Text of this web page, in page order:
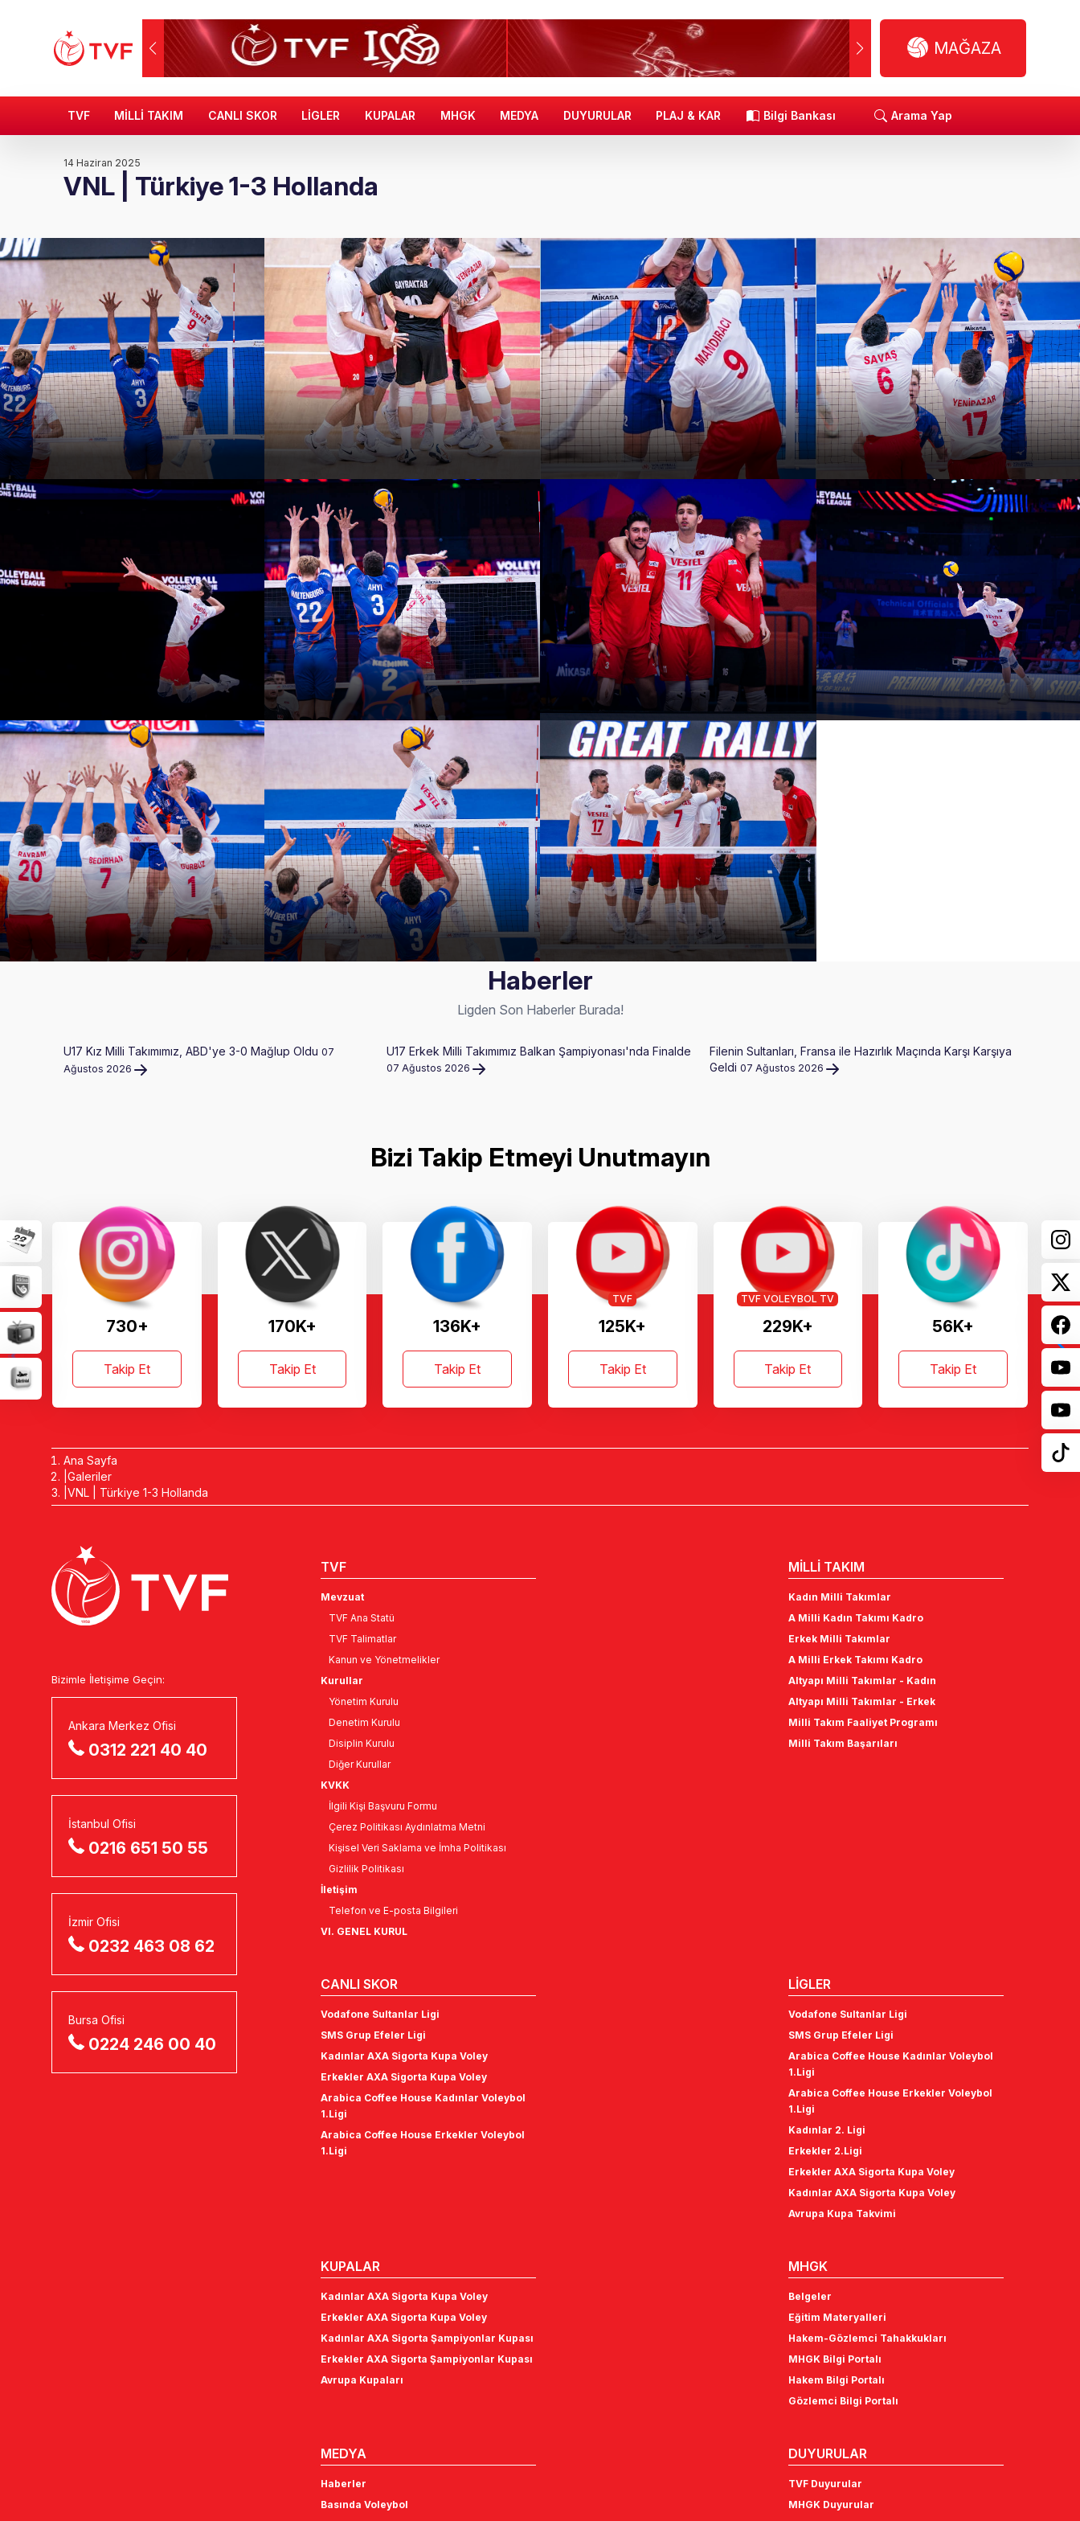
MAĞAZA
TVF MİLLİ TAKIM CANLI SKOR LİGLER KUPALAR MHGK MEDYA DUYURULAR PLAJ & KAR Bilgi Bankası Arama Yap
14 Haziran 2025
VNL | Türkiye 1-3 Hollanda
Haberler
Ligden Son Haberler Burada!
U17 Kız Milli Takımımız, ABD'ye 3-0 Mağlup Oldu 07
Ağustos 2026
U17 Erkek Milli Takımımız Balkan Şampiyonası'nda Finalde
07 Ağustos 2026
Filenin Sultanları, Fransa ile Hazırlık Maçında Karşı Karşıya
Geldi 07 Ağustos 2026
Bizi Takip Etmeyi Unutmayın
730+
Takip Et
170K+
Takip Et
136K+
Takip Et
125K+
TVF
Takip Et
229K+
TVF VOLEYBOL TV
Takip Et
56K+
Takip Et
Ana Sayfa
Galeriler
VNL | Türkiye 1-3 Hollanda
Bizimle İletişime Geçin:
Ankara Merkez Ofisi
0312 221 40 40
İstanbul Ofisi
0216 651 50 55
İzmir Ofisi
0232 463 08 62
Bursa Ofisi
0224 246 00 40
TVF
Mevzuat
TVF Ana Statü
TVF Talimatlar
Kanun ve Yönetmelikler
Kurullar
Yönetim Kurulu
Denetim Kurulu
Disiplin Kurulu
Diğer Kurullar
KVKK
İlgili Kişi Başvuru Formu
Çerez Politikası Aydınlatma Metni
Kişisel Veri Saklama ve İmha Politikası
Gizlilik Politikası
İletişim
Telefon ve E-posta Bilgileri
VI. GENEL KURUL
MİLLİ TAKIM
Kadın Milli Takımlar
A Milli Kadın Takımı Kadro
Erkek Milli Takımlar
A Milli Erkek Takımı Kadro
Altyapı Milli Takımlar - Kadın
Altyapı Milli Takımlar - Erkek
Milli Takım Faaliyet Programı
Milli Takım Başarıları
CANLI SKOR
Vodafone Sultanlar Ligi
SMS Grup Efeler Ligi
Kadınlar AXA Sigorta Kupa Voley
Erkekler AXA Sigorta Kupa Voley
Arabica Coffee House Kadınlar Voleybol
1.Ligi
Arabica Coffee House Erkekler Voleybol
1.Ligi
LİGLER
Vodafone Sultanlar Ligi
SMS Grup Efeler Ligi
Arabica Coffee House Kadınlar Voleybol
1.Ligi
Arabica Coffee House Erkekler Voleybol
1.Ligi
Kadınlar 2. Ligi
Erkekler 2.Ligi
Erkekler AXA Sigorta Kupa Voley
Kadınlar AXA Sigorta Kupa Voley
Avrupa Kupa Takvimi
KUPALAR
Kadınlar AXA Sigorta Kupa Voley
Erkekler AXA Sigorta Kupa Voley
Kadınlar AXA Sigorta Şampiyonlar Kupası
Erkekler AXA Sigorta Şampiyonlar Kupası
Avrupa Kupaları
MHGK
Belgeler
Eğitim Materyalleri
Hakem-Gözlemci Tahakkukları
MHGK Bilgi Portalı
Hakem Bilgi Portalı
Gözlemci Bilgi Portalı
MEDYA
Haberler
Basında Voleybol
DUYURULAR
TVF Duyurular
MHGK Duyurular